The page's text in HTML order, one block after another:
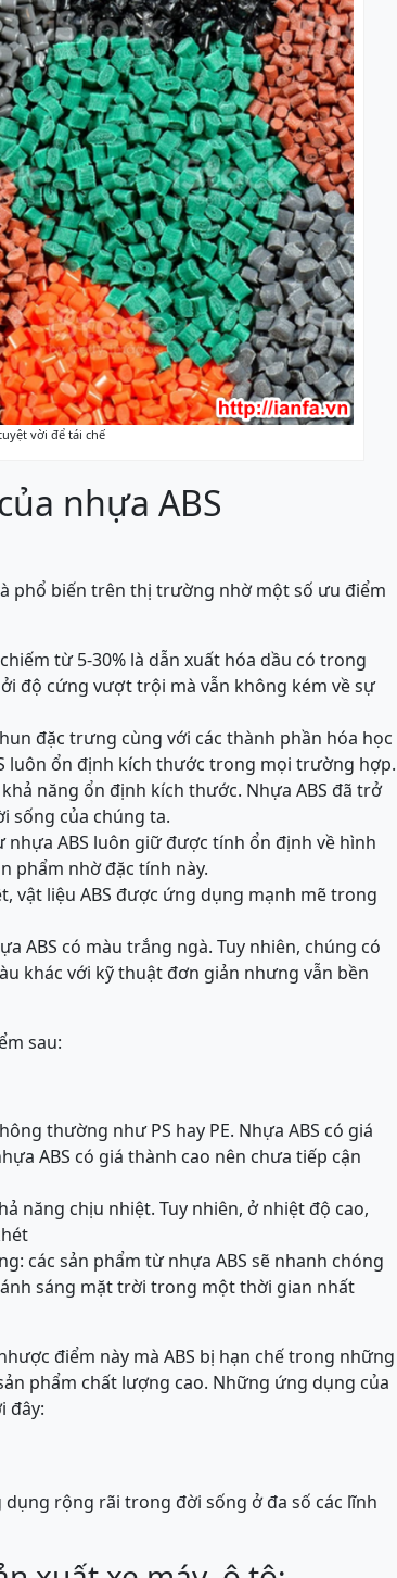
vời để tái chế
nhựa ABS
phổ biến trên thị trường nhờ một số ưu điểm
từ 5-30% là dẫn xuất hóa dầu có trong
độ cứng vượt trội mà vẫn không kém về sự
đặc trưng cùng với các thành phần hóa học
luôn ổn định kích thước trong mọi trường hợp.
năng ổn định kích thước. Nhựa ABS đã trở
sống của chúng ta.
ABS luôn giữ được tính ổn định về hình
phẩm nhờ đặc tính này.
vật liệu ABS được ứng dụng mạnh mẽ trong
ABS có màu trắng ngà. Tuy nhiên, chúng có
khác với kỹ thuật đơn giản nhưng vẫn bền
sau:
thường như PS hay PE. Nhựa ABS có giá
ABS có giá thành cao nên chưa tiếp cận
năng chịu nhiệt. Tuy nhiên, ở nhiệt độ cao,
các sản phẩm từ nhựa ABS sẽ nhanh chóng
sáng mặt trời trong một thời gian nhất
điểm này mà ABS bị hạn chế trong những
phẩm chất lượng cao. Những ứng dụng của
đây:
rộng rãi trong đời sống ở đa số các lĩnh